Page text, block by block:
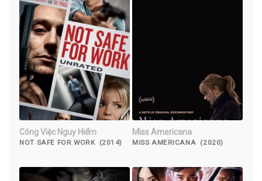
Công Việc Nguy Hiểm
NOT SAFE FOR WORK (2014)
Miss Americana
MISS AMERICANA (2020)